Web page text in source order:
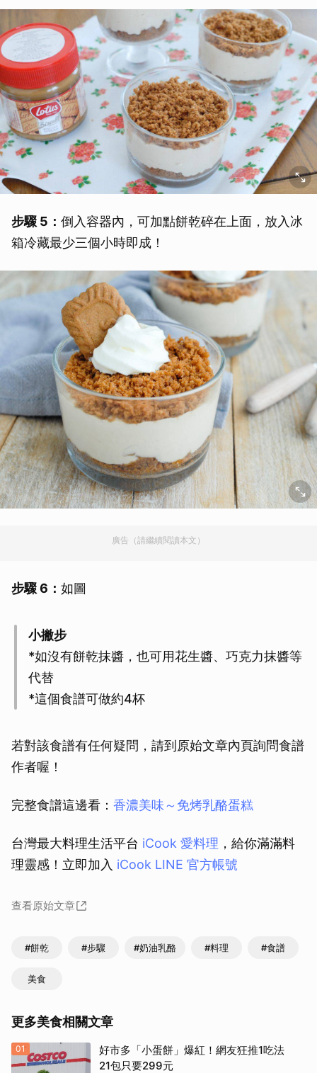
步驟 5： 倒入容器內，可加點餅乾碎在上面，放入冰
箱冷藏最少三個小時即成！
廣告（請繼續閱讀本文）
步驟 6： 如圖
小撇步
*如沒有餅乾抹醬，也可用花生醬、巧克力抹醬等
代替
*這個食譜可做約4杯
若對該食譜有任何疑問，請到原始文章內頁詢問食譜
作者喔！
完整食譜這邊看： 香濃美味～免烤乳酪蛋糕
台灣最大料理生活平台 iCook 愛料理 ，給你滿滿料
理靈感！立即加入 iCook LINE 官方帳號
查看原始文章
#餅乾 #步驟 #奶油乳酪 #料理 #食譜
美食
更多美食相關文章
01
好市多「小蛋餅」爆紅！網友狂推1吃法
21包只要299元